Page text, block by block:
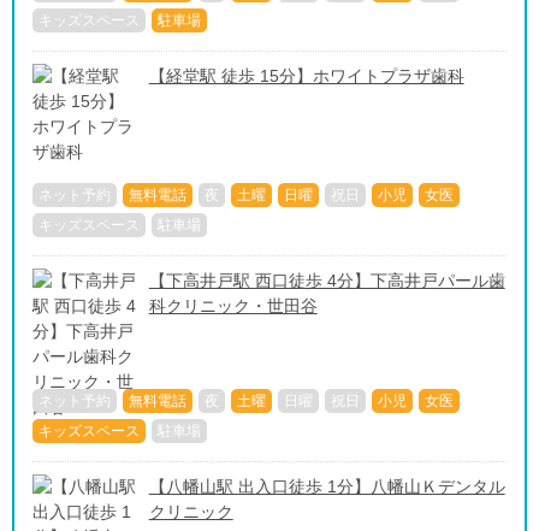
キッズスペース
駐車場
【経堂駅 徒歩 15分】ホワイトプラザ歯科
ネット予約 無料電話 夜 土曜 日曜 祝日 小児
女医
キッズスペース
駐車場
【下高井戸駅 西口徒歩 4分】下高井戸パール歯
科クリニック・世田谷
ネット予約 無料電話 夜 土曜 日曜 祝日 小児
女医
キッズスペース
駐車場
【八幡山駅 出入口徒歩 1分】八幡山Ｋデンタル
クリニック